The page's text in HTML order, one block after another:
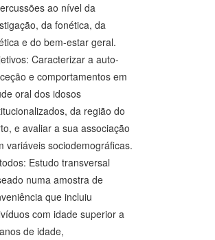
ao nível da
da fonética, da
e do bem-estar geral.
Caracterizar a auto-
e comportamentos em
oral dos idosos
da região do
e avaliar a sua associação
variáveis sociodemográficas.
Estudo transversal
numa amostra de
que incluiu
com idade superior a
de idade,